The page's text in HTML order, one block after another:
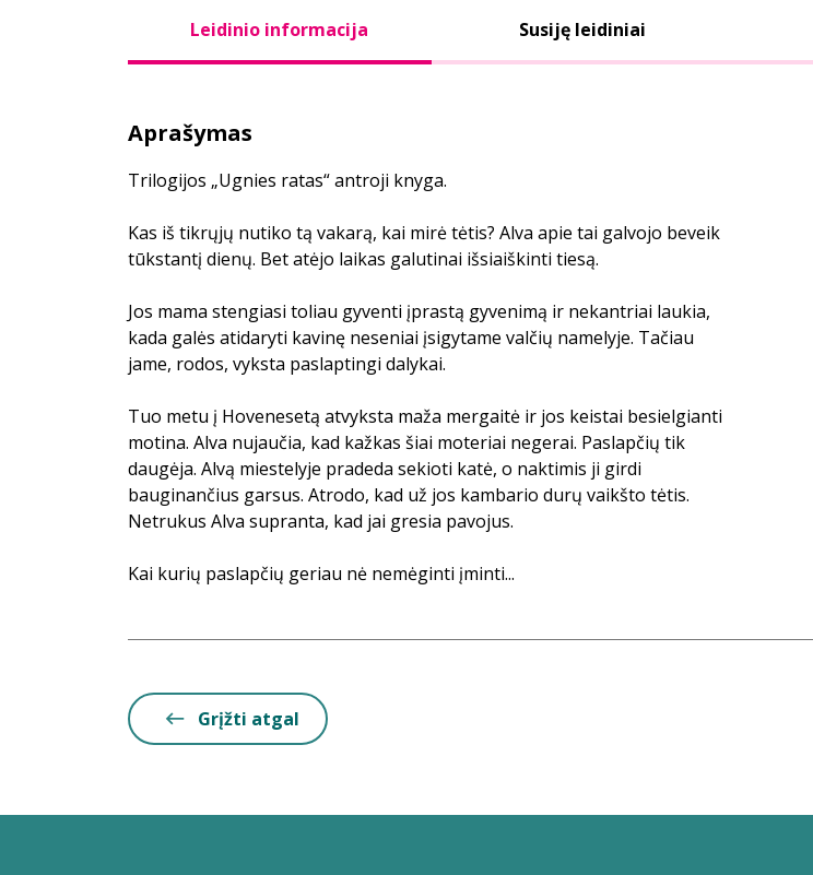
Leidinio informacija Susiję leidiniai
Aprašymas
Trilogijos „Ugnies ratas“ antroji knyga.
Kas iš tikrųjų nutiko tą vakarą, kai mirė tėtis? Alva apie tai galvojo beveik
tūkstantį dienų. Bet atėjo laikas galutinai išsiaiškinti tiesą.
Jos mama stengiasi toliau gyventi įprastą gyvenimą ir nekantriai laukia,
kada galės atidaryti kavinę neseniai įsigytame valčių namelyje. Tačiau
jame, rodos, vyksta paslaptingi dalykai.
Tuo metu į Hovenesetą atvyksta maža mergaitė ir jos keistai besielgianti
motina. Alva nujaučia, kad kažkas šiai moteriai negerai. Paslapčių tik
daugėja. Alvą miestelyje pradeda sekioti katė, o naktimis ji girdi
bauginančius garsus. Atrodo, kad už jos kambario durų vaikšto tėtis.
Netrukus Alva supranta, kad jai gresia pavojus.
Kai kurių paslapčių geriau nė nemėginti įminti...
Grįžti atgal